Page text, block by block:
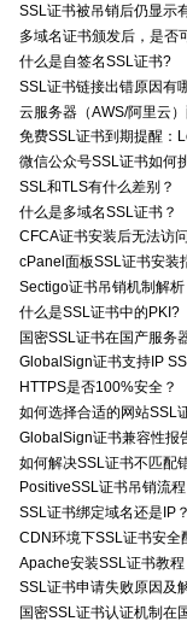
SSL证书被吊销后仍显示
多域名证书颁发后，是否
什么是自签名SSL证书?
SSL证书链接出错原因有
云服务器（AWS/阿里云
免费SSL证书到期提醒：
微信公众号SSL证书如何
SSL和TLS有什么差别？
什么是多域名SSL证书？
CFCA证书安装后无法访
cPanel面板SSL证书安装
Sectigo证书吊销机制解
什么是SSL证书中的PKI?
国密SSL证书在国产服务
GlobalSign证书支持IP
HTTPS是否100%安全？
如何选择合适的网站SSL
GlobalSign证书兼容性报
如何解决SSL证书不匹配
PositiveSSL证书吊销流
SSL证书绑定域名还是IP？
CDN环境下SSL证书安全
Apache安装SSL证书教程
SSL证书申请失败原因及
国密SSL证书认证机制在